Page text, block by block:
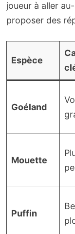
joueur à aller
proposer des
Espèce
Goéland
Mouette
Puffin